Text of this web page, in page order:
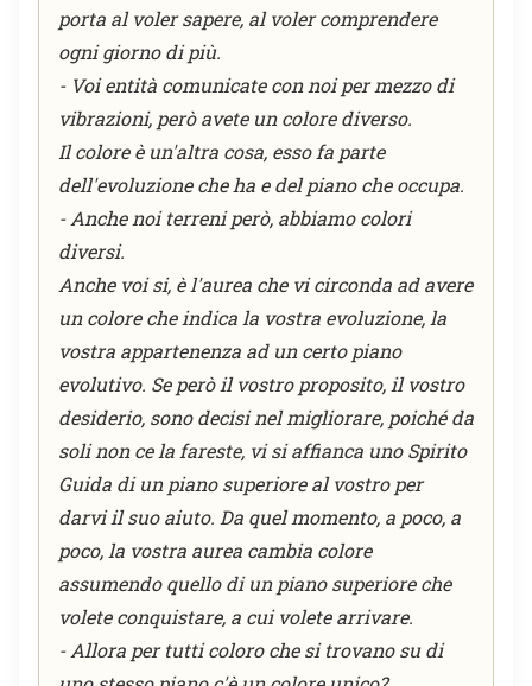
porta al voler sapere, al voler comprendere
ogni giorno di più.
- Voi entità comunicate con noi per mezzo di
vibrazioni, però avete un colore diverso.
Il colore è un'altra cosa, esso fa parte
dell'evoluzione che ha e del piano che occupa.
- Anche noi terreni però, abbiamo colori
diversi.
Anche voi si, è l'aurea che vi circonda ad avere
un colore che indica la vostra evoluzione, la
vostra appartenenza ad un certo piano
evolutivo. Se però il vostro proposito, il vostro
desiderio, sono decisi nel migliorare, poiché da
soli non ce la fareste, vi si affianca uno Spirito
Guida di un piano superiore al vostro per
darvi il suo aiuto. Da quel momento, a poco, a
poco, la vostra aurea cambia colore
assumendo quello di un piano superiore che
volete conquistare, a cui volete arrivare.
- Allora per tutti coloro che si trovano su di